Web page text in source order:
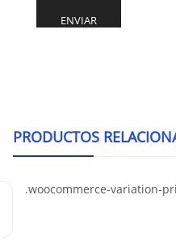
PRODUCTOS